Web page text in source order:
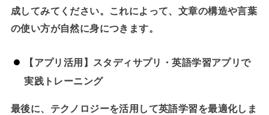
成してみてください。これによって、文章の構造や言葉
の使い方が自然に身につきます。
【アプリ活用】スタディサプリ・英語学習アプリで
実践トレーニング
最後に、テクノロジーを活用して英語学習を最適化しま